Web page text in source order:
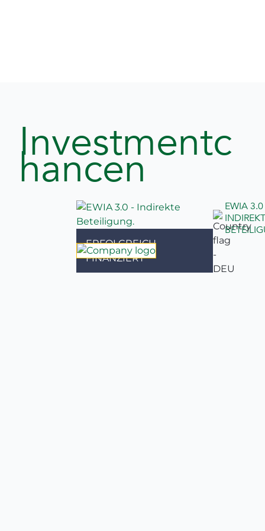
Investmentc
hancen
ERFOLGREICH
FINANZIERT
EWIA